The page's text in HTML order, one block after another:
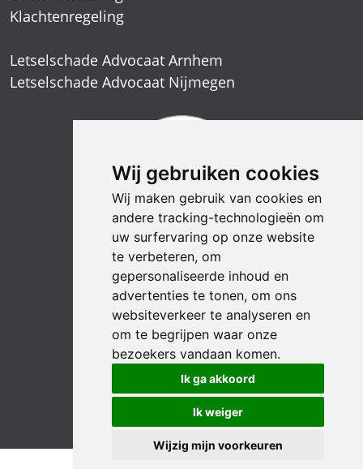
Wij gebruiken cookies
Wij maken gebruik van cookies en
andere tracking-technologieën om
uw surfervaring op onze website
te verbeteren, om
gepersonaliseerde inhoud en
advertenties te tonen, om ons
websiteverkeer te analyseren en
om te begrijpen waar onze
bezoekers vandaan komen.
Ik ga akkoord
Ik weiger
Wijzig mijn voorkeuren
LinkedIn YouTube InstagramFacebook